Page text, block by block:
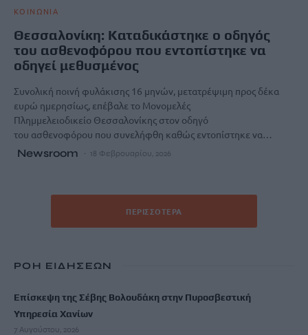
ΚΟΙΝΩΝΙΑ
Θεσσαλονίκη: Καταδικάστηκε ο οδηγός
του ασθενοφόρου που εντοπίστηκε να
οδηγεί μεθυσμένος
Συνολική ποινή φυλάκισης 16 μηνών, μετατρέψιμη προς δέκα
ευρώ ημερησίως, επέβαλε το Μονομελές
Πλημμελειοδικείο Θεσσαλονίκης στον οδηγό
του ασθενοφόρου που συνελήφθη καθώς εντοπίστηκε να…
Newsroom 18 Φεβρουαρίου, 2026
ΠΕΡΙΣΣΌΤΕΡΑ
ΡΟΗ ΕΙΔΗΣΕΩΝ
Επίσκεψη της Σέβης Βολουδάκη στην Πυροσβεστική
Υπηρεσία Χανίων
7 Αυγούστου, 2026